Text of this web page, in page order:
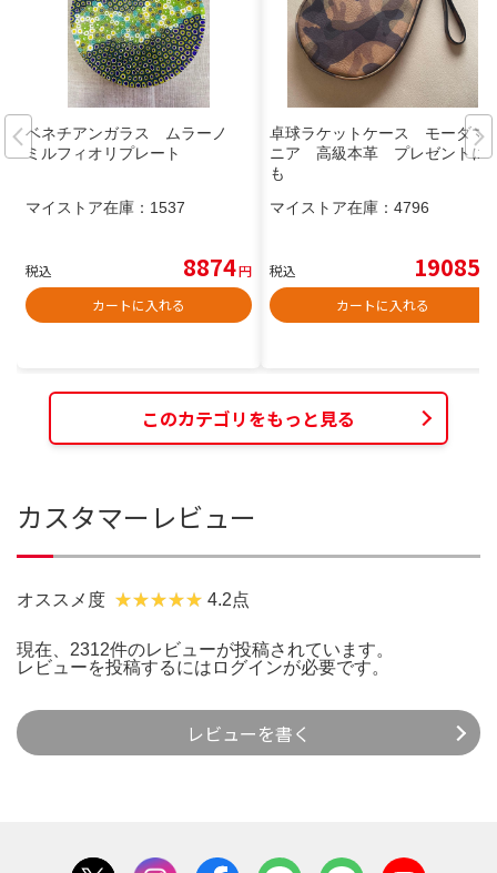
ベネチアンガラス ムラーノ
ミルフィオリプレート
マイストア在庫： 1537
税込 8874円
カートに入れる
卓球ラケットケース モーダマ
ニア 高級本革 プレゼントに
も
マイストア在庫： 4796
税込 19085
カートに入れる
このカテゴリをもっと見る
カスタマーレビュー
オススメ度 4.2点
現在、2312件のレビューが投稿されています。
レビューを投稿するには ログインが必要です。
レビューを書く